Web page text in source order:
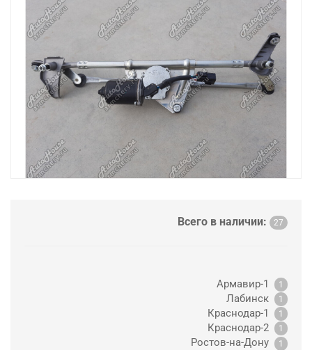
Всего в наличии: 27
Армавир-1 1
Лабинск 1
Краснодар-1 1
Краснодар-2 1
Ростов-на-Дону 1